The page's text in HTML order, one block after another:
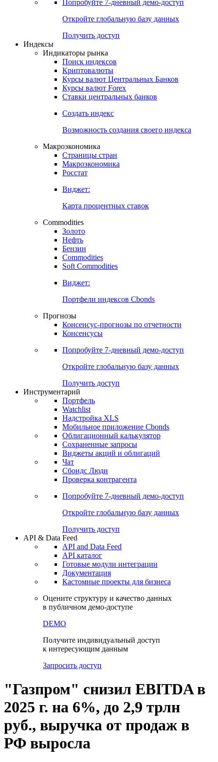
Попробуйте 7-дневный демо-доступ
Откройте глобальную базу данных
Получить доступ
Индексы
Индикаторы рынка
Поиск индексов
Криптовалюты
Курсы валют Центральных Банков
Курсы валют Forex
Ставки центральных банков
Создать индекс
Возможность создания своего индекса
Макроэкономика
Страницы стран
Макроэкономика
Росстат
Виджет:
Карта процентных ставок
Commodities
Золото
Нефть
Бензин
Commodities
Soft Commodities
Виджет:
Портфели индексов Cbonds
Прогнозы
Консенсус-прогнозы по отчетности
Консенсусы
Попробуйте 7-дневный демо-доступ
Откройте глобальную базу данных
Получить доступ
Инструментарий
Портфель
Watchlist
Надстройка XLS
Мобильное приложение Cbonds
Облигационный калькулятор
Сохраненные запросы
Виджеты акций и облигаций
Чат
Сбондс Люди
Проверка контрагента
Попробуйте 7-дневный демо-доступ
Откройте глобальную базу данных
Получить доступ
API & Data Feed
API and Data Feed
API каталог
Готовые модули интеграции
Документация
Кастомные проекты для бизнеса
Оцените структуру и качество данных
в публичном демо-доступе
DEMO
Получите индивидуальный доступ
к интересующим данным
Запросить доступ
"Газпром" снизил EBITDA в
2025 г. на 6%, до 2,9 трлн
руб., выручка от продаж в
РФ выросла